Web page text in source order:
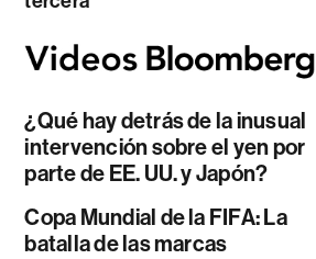
¿Qué hay detrás de la inusual
intervención sobre el yen por
parte de EE. UU. y Japón?
Copa Mundial de la FIFA: La
batalla de las marcas